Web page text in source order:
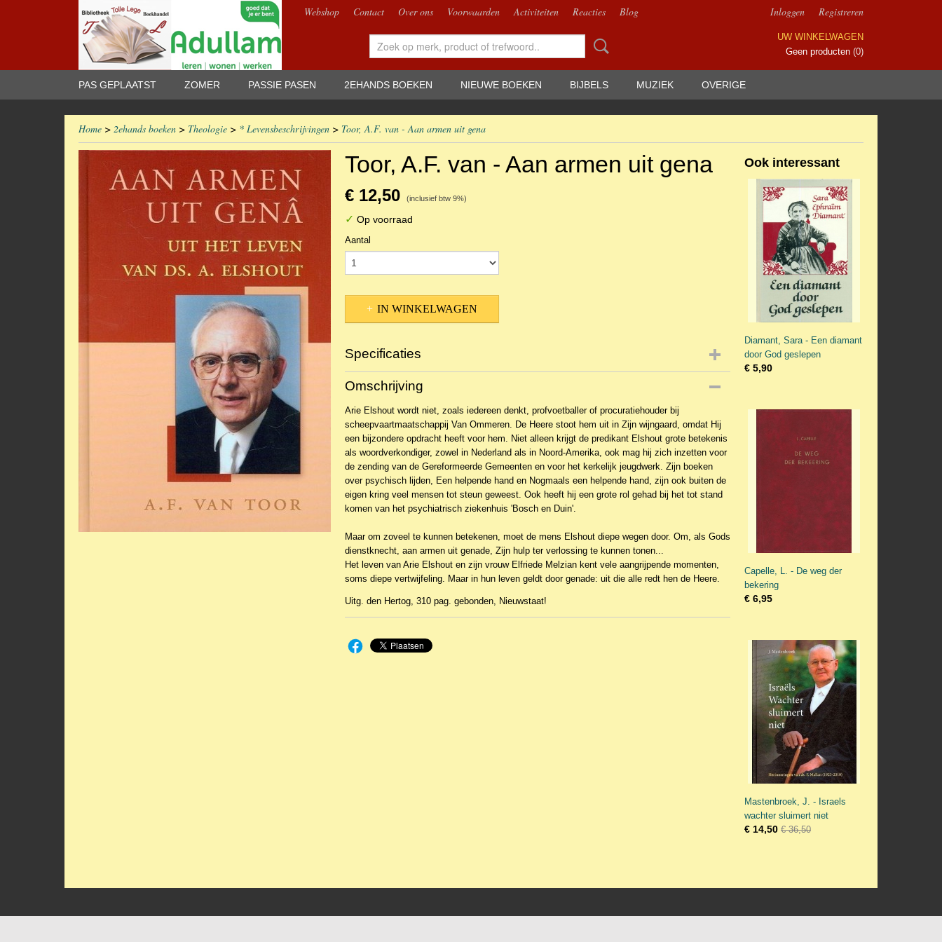
Webshop Contact Over ons Voorwaarden Activiteiten Reacties Blog Inloggen Registreren
UW WINKELWAGEN
Geen producten (0)
PAS GEPLAATST ZOMER PASSIE PASEN 2EHANDS BOEKEN NIEUWE BOEKEN BIJBELS MUZIEK OVERIGE
Home > 2ehands boeken > Theologie > * Levensbeschrijvingen > Toor, A.F. van - Aan armen uit gena
Toor, A.F. van - Aan armen uit gena
€ 12,50 (inclusief btw 9%)
✓ Op voorraad
Aantal
IN WINKELWAGEN
Specificaties
Productcode
EAN code
Omschrijving
Arie Elshout wordt niet, zoals iedereen denkt, profvoetballer of procuratiehouder bij
scheepvaartmaatschappij Van Ommeren. De Heere stoot hem uit in Zijn wijngaard, omdat Hij
een bijzondere opdracht heeft voor hem. Niet alleen krijgt de predikant Elshout grote betekenis
als woordverkondiger, zowel in Nederland als in Noord-Amerika, ook mag hij zich inzetten voor
de zending van de Gereformeerde Gemeenten en voor het kerkelijk jeugdwerk. Zijn boeken
over psychisch lijden, Een helpende hand en Nogmaals een helpende hand, zijn ook buiten de
eigen kring veel mensen tot steun geweest. Ook heeft hij een grote rol gehad bij het tot stand
komen van het psychiatrisch ziekenhuis 'Bosch en Duin'.
Maar om zoveel te kunnen betekenen, moet de mens Elshout diepe wegen door. Om, als Gods
dienstknecht, aan armen uit genade, Zijn hulp ter verlossing te kunnen tonen...
Het leven van Arie Elshout en zijn vrouw Elfriede Melzian kent vele aangrijpende momenten,
soms diepe vertwijfeling. Maar in hun leven geldt door genade: uit die alle redt hen de Heere.
Uitg. den Hertog, 310 pag. gebonden, Nieuwstaat!
Ook interessant
Diamant, Sara - Een diamant
door God geslepen
€ 5,90
Capelle, L. - De weg der
bekering
€ 6,95
Mastenbroek, J. - Israels
wachter sluimert niet
€ 14,50 € 36,50